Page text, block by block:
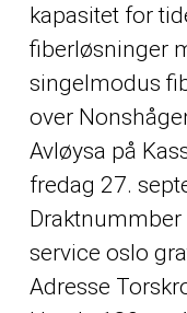
kapasitet for
fiberløsninger
singelmodus
over
Avløysa på
fredag 27.
service oslo
Adresse